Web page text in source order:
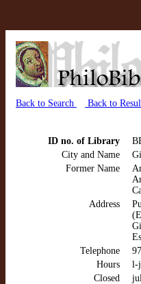
Back to Search Back to
ID no. of Library
City and Name
Former Name
Address
Telephone
Hours
l-j
Closed